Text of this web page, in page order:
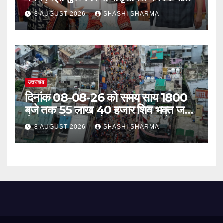
सम्मानित
8 AUGUST 2026 SHASHI SHARMA
उत्तराखंड
दिनांक 08-08-26 को समय साय 1800
बजे तक 55 लाख 40 हजार शिव भक्त जल
लेकर अपने गंतव्य को प्रस्थान कर चुके
8 AUGUST 2026 SHASHI SHARMA